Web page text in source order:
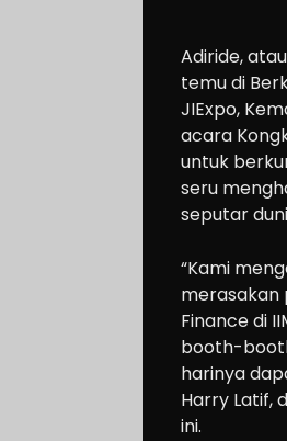
Adiride,
temu di
JIExpo,
acara
untuk
seru
seputar
“Kami
merasakan
Finance di
booth-
harinya
Harry Latif,
ini.